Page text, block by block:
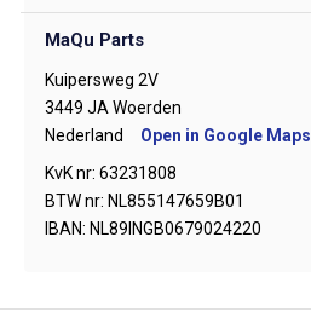
MaQu Parts
Kuipersweg 2V
3449 JA Woerden
Nederland
Open in Google Maps
KvK nr: 63231808
BTW nr: NL855147659B01
IBAN: NL89INGB0679024220